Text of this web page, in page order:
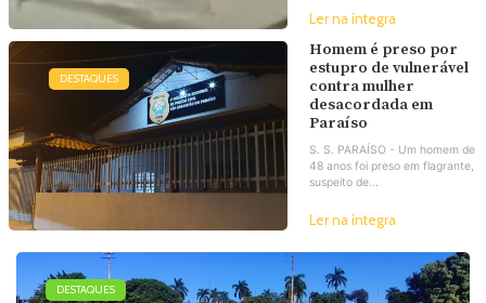
Ler na íntegra
DESTAQUES
Homem é preso por
estupro de vulnerável
contra mulher
desacordada em
Paraíso
S. S. PARAÍSO - Um homem de
48 anos foi preso em flagrante,
suspeito de...
Ler na íntegra
DESTAQUES